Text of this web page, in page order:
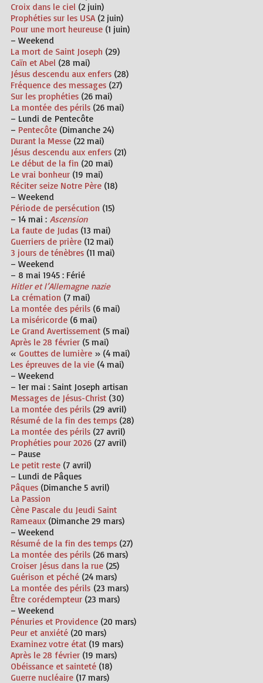
Croix dans le ciel (2 juin)
Prophéties sur les USA(2 juin)
Pour une mort heureuse(1 juin)
– Weekend
La mort de Saint Joseph (29)
Caïn et Abel (28 mai)
Jésus descendu aux enfers(28)
Fréquence des messages(27)
Sur les prophéties(26 mai)
La montée des périls(26 mai)
– Lundi de Pentecôte
– Pentecôte (Dimanche 24)
Durant la Messe(22 mai)
Jésus descendu aux enfers(21)
Le début de la fin (20 mai)
Le vrai bonheur(19 mai)
Réciter seize Notre Père(18)
– Weekend
Période de persécution (15)
– 14 mai : Ascension
La faute de Judas(13 mai)
Guerriers de prière(12 mai)
3 jours de ténèbres(11 mai)
– Weekend
– 8 mai 1945 : Férié
Hitler et l’Allemagne nazie
La crémation (7 mai)
La montée des périls(6 mai)
La miséricorde(6 mai)
Le Grand Avertissement(5 mai)
Après le 28 février(5 mai)
« Gouttes de lumière» (4 mai)
Les épreuves de la vie(4 mai)
– Weekend
– 1er mai : Saint Joseph artisan
Messages de Jésus-Christ(30)
La montée des périls(29 avril)
Résumé de la fin des temps(28)
La montée des périls(27 avril)
Prophéties pour 2026(27 avril)
– Pause
Le petit reste(7 avril)
– Lundi de Pâques
Pâques (Dimanche 5 avril)
La Passion
Cène Pascale du Jeudi Saint
Rameaux(Dimanche 29 mars)
– Weekend
Résumé de la fin des temps(27)
La montée des périls(26 mars)
Croiser Jésus dans la rue(25)
Guérison et péché(24 mars)
La montée des périls(23 mars)
Être corédempteur(23 mars)
– Weekend
Pénuries et Providence(20 mars)
Peur et anxiété(20 mars)
Examinez votre état(19 mars)
Après le 28 février(19 mars)
Obéissance et sainteté(18)
Guerre nucléaire(17 mars)